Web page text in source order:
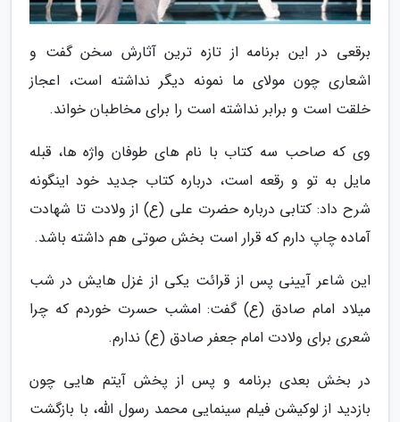
برقعی در این برنامه از تازه ترین آثارش سخن گفت و
اشعاری چون مولای ما نمونه دیگر نداشته است، اعجاز
خلقت است و برابر نداشته است را برای مخاطبان خواند.
وی که صاحب سه کتاب با نام های طوفان واژه ها، قبله
مایل به تو و رقعه است، درباره کتاب جدید خود اینگونه
شرح داد: کتابی درباره حضرت علی (ع) از ولادت تا شهادت
آماده چاپ دارم که قرار است بخش صوتی هم داشته باشد.
این شاعر آیینی پس از قرائت یکی از غزل هایش در شب
میلاد امام صادق (ع) گفت: امشب حسرت خوردم که چرا
شعری برای ولادت امام جعفر صادق (ع) ندارم.
در بخش بعدی برنامه و پس از پخش آیتم هایی چون
بازدید از لوکیشن فیلم سینمایی محمد رسول الله، با بازگشت